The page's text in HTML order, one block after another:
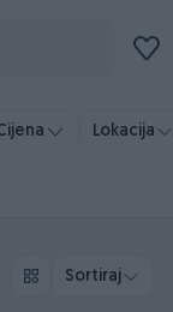
Lokacija
Sortiraj